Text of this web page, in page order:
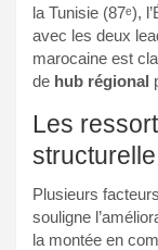
la Tunisie (87ᵉ),
avec les deux
marocaine est
de hub régional
Les
structurelle
Plusieurs
souligne
la montée en